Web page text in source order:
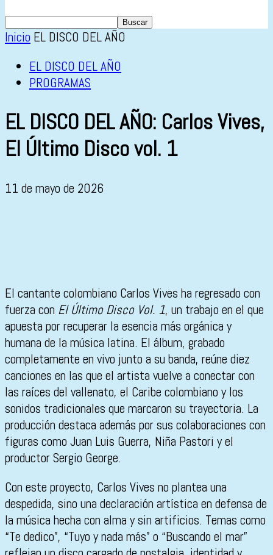
Inicio EL DISCO DEL AÑO
EL DISCO DEL AÑO
PROGRAMAS
EL DISCO DEL AÑO: Carlos Vives,
El Último Disco vol. 1
11 de mayo de 2026
El cantante colombiano Carlos Vives ha regresado con
fuerza con El Último Disco Vol. 1, un trabajo en el que
apuesta por recuperar la esencia más orgánica y
humana de la música latina. El álbum, grabado
completamente en vivo junto a su banda, reúne diez
canciones en las que el artista vuelve a conectar con
las raíces del vallenato, el Caribe colombiano y los
sonidos tradicionales que marcaron su trayectoria. La
producción destaca además por sus colaboraciones con
figuras como Juan Luis Guerra, Niña Pastori y el
productorSergio George.
Con este proyecto, Carlos Vives no plantea una
despedida, sino una declaración artística en defensa de
la música hecha con alma y sin artificios. Temas como
“Te dedico”, “Tuyo y nada más” o “Buscando el mar”